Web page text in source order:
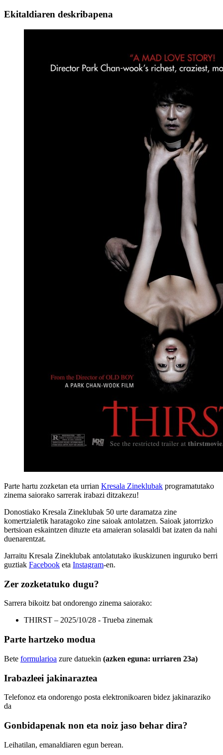
Ekitaldiaren deskribapena
Parte hartu zozketan eta urrian Kresala Zineklubak programatutako
zinema saiorako sarrerak irabazi ditzakezu!
Donostiako Kresala Zineklubak 50 urte daramatza zine
komertzialetik haratagoko zine saioak antolatzen. Saioak jatorrizko
bertsioan eskaintzen dituzte eta amaieran solasaldi bat izaten da nahi
duenarentzat.
Jarraitu Kresala Zineklubak antolatutako ikuskizunen inguruko berri
guztiak Facebook eta Instagram-en.
Zer zozketatuko dugu?
Sarrera bikoitz bat ondorengo zinema saiorako:
THIRST – 2025/10/28 - Trueba zinemak
Parte hartzeko modua
Bete formularioa zure datuekin (azken eguna: urriaren 23a)
Irabazleei jakinaraztea
Telefonoz eta ondorengo posta elektronikoaren bidez jakinaraziko
da
Gonbidapenak non eta noiz jaso behar dira?
Leihatilan, emanaldiaren egun berean.